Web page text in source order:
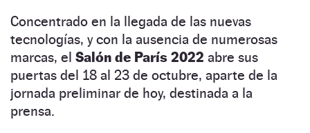
Concentrado en la llegada de las nuevas
tecnologías, y con la ausencia de numerosas
marcas, el Salón de París 2022 abre sus
puertas del 18 al 23 de octubre, aparte de la
jornada preliminar de hoy, destinada a la
prensa.